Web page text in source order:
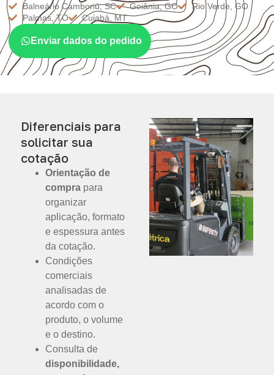
Balneário Camboriú, SC
Goiânia, GO
Rio Verde, GO
Palmas, TO
Cuiabá, MT
Enviar dados do pedido
Diferenciais para
solicitar sua
cotação
Orientação de
compra para
organizar
aplicação, formato
e espessura antes
da cotação.
Condições
comerciais
analisadas de
acordo com o
produto, o volume
e o destino.
Consulta de
disponibilidade,